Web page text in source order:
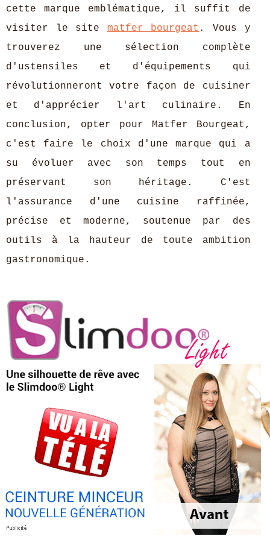
cette marque emblématique, il suffit de
visiter le site matfer bourgeat . Vous y
trouverez une sélection complète
d'ustensiles et d'équipements qui
révolutionneront votre façon de cuisiner
et d'apprécier l'art culinaire. En
conclusion, opter pour Matfer Bourgeat,
c'est faire le choix d'une marque qui a
su évoluer avec son temps tout en
préservant son héritage. C'est
l'assurance d'une cuisine raffinée,
précise et moderne, soutenue par des
outils à la hauteur de toute ambition
gastronomique.